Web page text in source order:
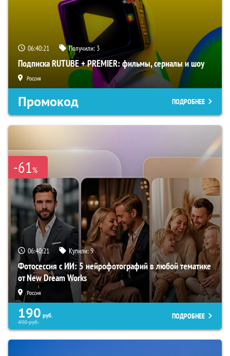
06:40:20 Получили: 3
Подписка RUTUBE + PREMIER: фильмы, сериалы и шоу
Россия
Промокод ПОДРОБНЕЕ
-61%
06:40:20 Купили:9
Фотосессия с ИИ: 5 нейрофотографий в любой тематике
от New Dream Works
Россия
190 руб.
490руб.
ПОДРОБНЕЕ